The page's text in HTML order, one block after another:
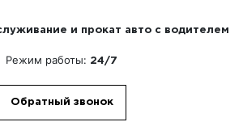
и прокат авто с водителем
Режим работы: 24/7
Обратный звонок